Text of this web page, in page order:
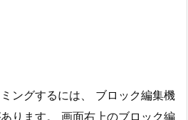
ングするには、 ブロック編集機
ります。 画面右上のブロック編